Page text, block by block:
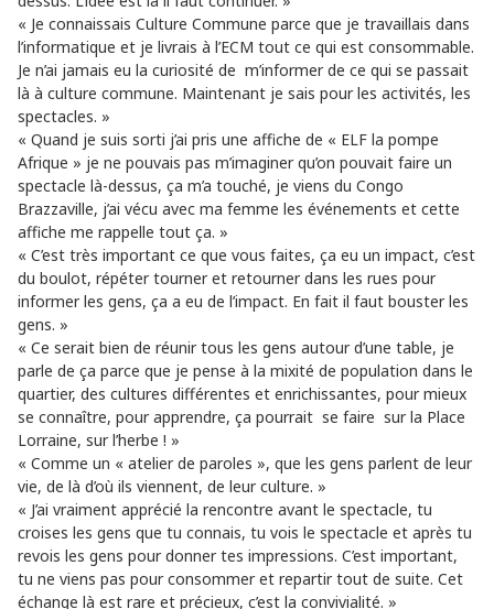
« Je connaissais Culture Commune parce que je travaillais dans
l’informatique et je livrais à l’ECM tout ce qui est consommable.
Je n’ai jamais eu la curiosité de m’informer de ce qui se passait
là à culture commune. Maintenant je sais pour les activités, les
spectacles. »
« Quand je suis sorti j’ai pris une affiche de « ELF la pompe
Afrique » je ne pouvais pas m’imaginer qu’on pouvait faire un
spectacle là-dessus, ça m’a touché, je viens du Congo
Brazzaville, j’ai vécu avec ma femme les événements et cette
affiche me rappelle tout ça. »
« C’est très important ce que vous faites, ça eu un impact, c’est
du boulot, répéter tourner et retourner dans les rues pour
informer les gens, ça a eu de l’impact. En fait il faut bouster les
gens. »
« Ce serait bien de réunir tous les gens autour d’une table, je
parle de ça parce que je pense à la mixité de population dans le
quartier, des cultures différentes et enrichissantes, pour mieux
se connaître, pour apprendre, ça pourrait se faire sur la Place
Lorraine, sur l’herbe ! »
« Comme un « atelier de paroles », que les gens parlent de leur
vie, de là d’où ils viennent, de leur culture. »
« J’ai vraiment apprécié la rencontre avant le spectacle, tu
croises les gens que tu connais, tu vois le spectacle et après tu
revois les gens pour donner tes impressions. C’est important,
tu ne viens pas pour consommer et repartir tout de suite. Cet
échange là est rare et précieux, c’est la convivialité. »